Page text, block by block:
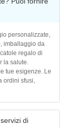
imballaggio da
regalo di
la salute.
tue esigenze. Le
ordini sfusi,
di